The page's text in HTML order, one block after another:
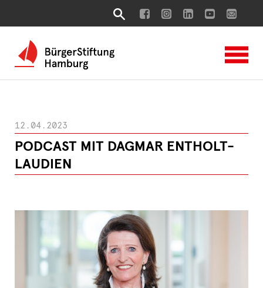
12.04.2023
PODCAST MIT DAGMAR ENTHOLT-
LAUDIEN